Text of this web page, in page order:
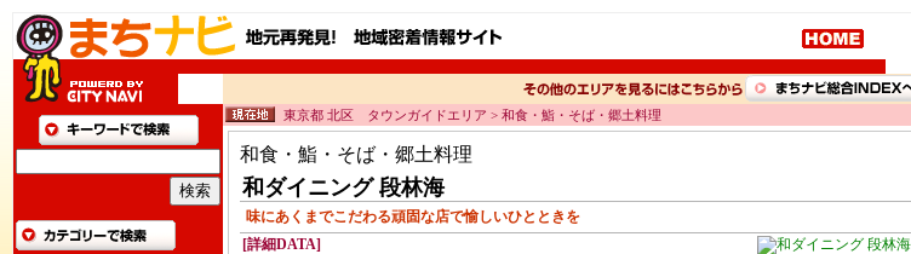
東京都 北区 タウンガイドエリア > 和食・鮨・そば・郷土料理
和食・鮨・そば・郷土料理
和ダイニング 段林海
味にあくまでこだわる頑固な店で愉しいひとときを
[詳細DATA]